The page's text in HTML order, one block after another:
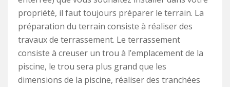
propriété, il faut toujours préparer le terrain. La
préparation du terrain consiste à réaliser des
travaux de terrassement. Le terrassement
consiste à creuser un trou à l’emplacement de la
piscine, le trou sera plus grand que les
dimensions de la piscine, réaliser des tranchées